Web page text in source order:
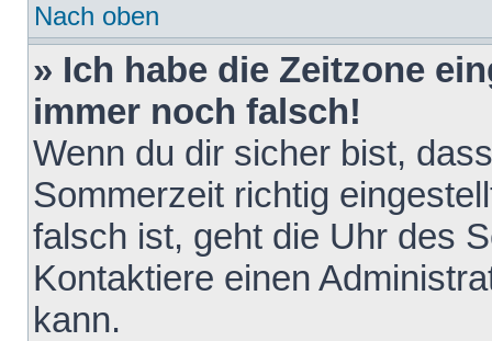
Nach oben
» Ich habe die Zeitzone
immer noch falsch!
Wenn du dir sicher bist,
Sommerzeit richtig
falsch ist, geht die Uhr des
Kontaktiere einen
kann.